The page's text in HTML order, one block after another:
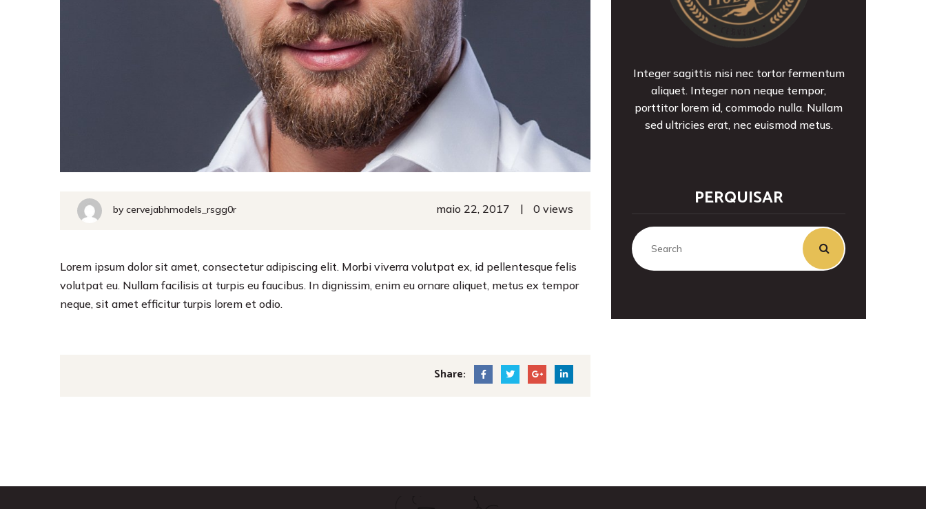
bycervejabhmodels_rsgg0r maio 22, 2017 | 0 views
Lorem ipsum dolor sit amet, consectetur adipiscing elit. Morbi viverra volutpat ex, id pellentesque felis
volutpat eu. Nullam facilisis at turpis eu faucibus. In dignissim, enim eu ornare aliquet, metus ex tempor
neque, sit amet efficitur turpis lorem et odio.
Share:
Integer sagittis nisi nec tortor fermentum
aliquet. Integer non neque tempor,
porttitor lorem id, commodo nulla. Nullam
sed ultricies erat, nec euismod metus.
PERQUISAR